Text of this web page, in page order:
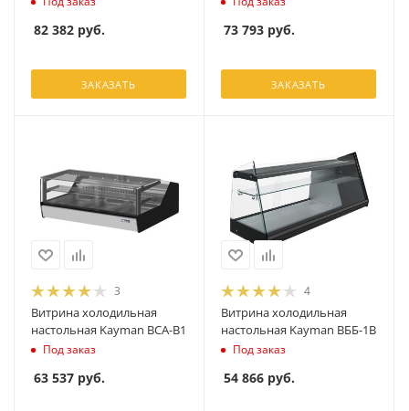
82 382 руб.
ЗАКАЗАТЬ
73 793 руб.
ЗАКАЗАТЬ
3
Витрина холодильная
настольная Kayman ВСА-В1
Под заказ
63 537 руб.
4
Витрина холодильная
настольная Kayman ВББ-1В
Под заказ
54 866 руб.